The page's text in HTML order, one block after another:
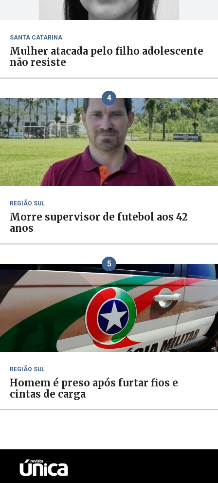
SANTA CATARINA
Mulher atacada pelo filho adolescente
não resiste
4
REGIÃO SUL
Morre supervisor de futebol aos 42
anos
5
REGIÃO SUL
Homem é preso após furtar fios e
cintas de carga